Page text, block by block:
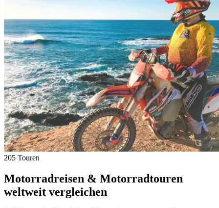
205 Touren
Motorradreisen & Motorradtouren
weltweit vergleichen